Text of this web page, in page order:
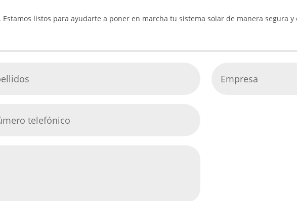
listos para ayudarte a poner en marcha tu sistema solar de manera segura y